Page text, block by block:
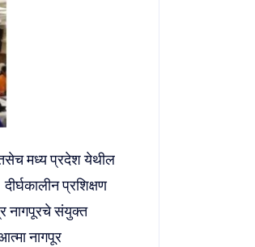
तसेच मध्य प्रदेश येथील
प्रशिक्षण
नागपूरचे संयुक्त
नागपूर